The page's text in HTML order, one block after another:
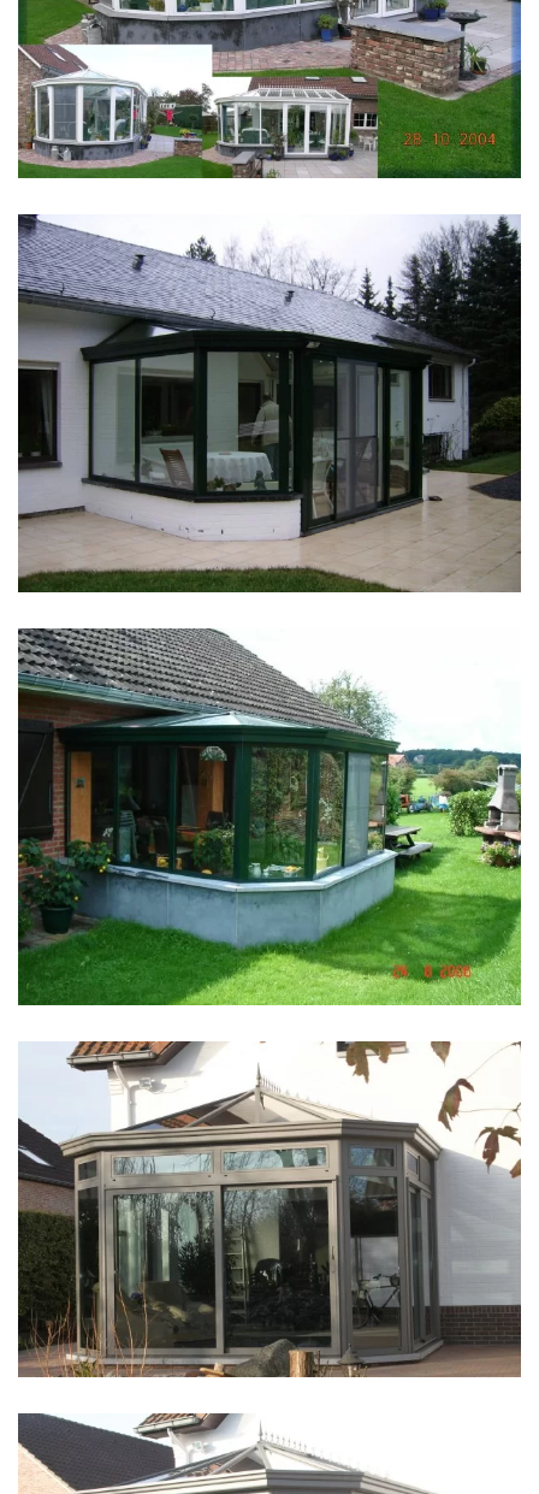
klik voor slideshow
klik voor slideshow
klik voor slideshow